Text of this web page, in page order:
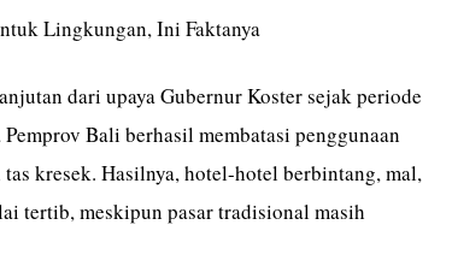
Lingkungan, Ini Faktanya
dari upaya Gubernur Koster sejak periode
Bali berhasil membatasi penggunaan
kresek. Hasilnya, hotel-hotel berbintang, mal,
tertib, meskipun pasar tradisional masih